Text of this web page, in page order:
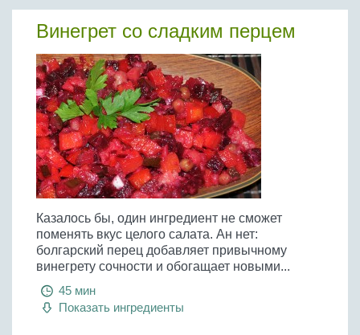
Винегрет со сладким перцем
Казалось бы, один ингредиент не сможет
поменять вкус целого салата. Ан нет:
болгарский перец добавляет привычному
винегрету сочности и обогащает новыми...
45 мин
Показать ингредиенты